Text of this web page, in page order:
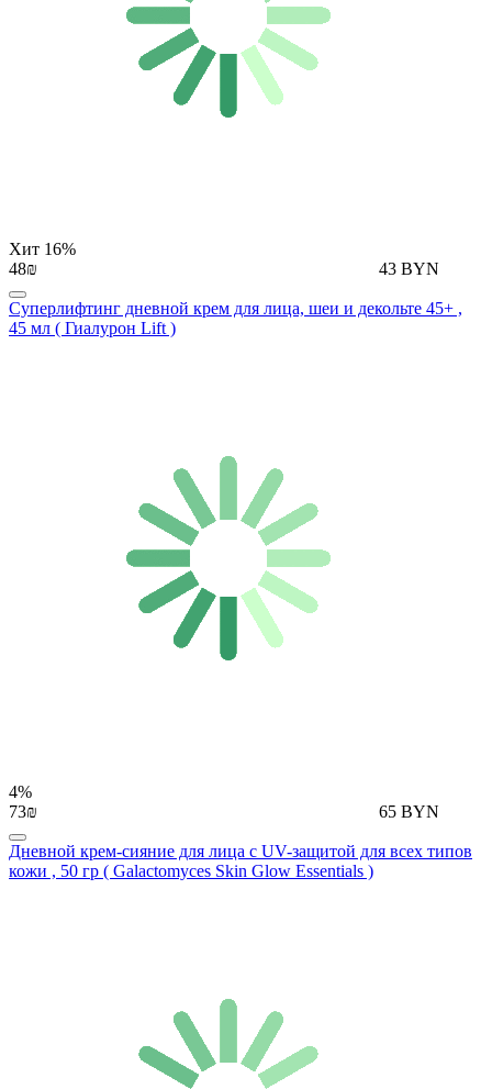
Хит 16%
48₪
43 BYN
Суперлифтинг дневной крем для лица, шеи и декольте 45+ ,
45 мл ( Гиалурон Lift )
4%
73₪
65 BYN
Дневной крем-сияние для лица с UV-защитой для всех типов
кожи , 50 гр ( Galactomyces Skin Glow Essentials )